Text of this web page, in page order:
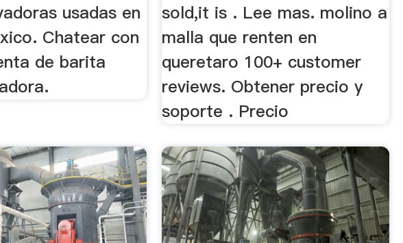
usadas en
Chatear con
de barita
sold,it is . Lee mas. molino a
malla que renten en
queretaro 100+ customer
reviews. Obtener precio y
soporte . Precio